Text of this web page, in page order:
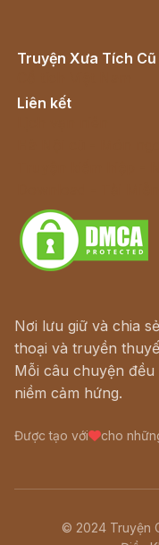
Truyện Xưa Tích Cũ
Liên kết
Nơi lưu giữ và chia
thoại và truyền
Mỗi câu chuyện
niềm cảm hứng.
Được tạo với cho
© 2024 Truyện